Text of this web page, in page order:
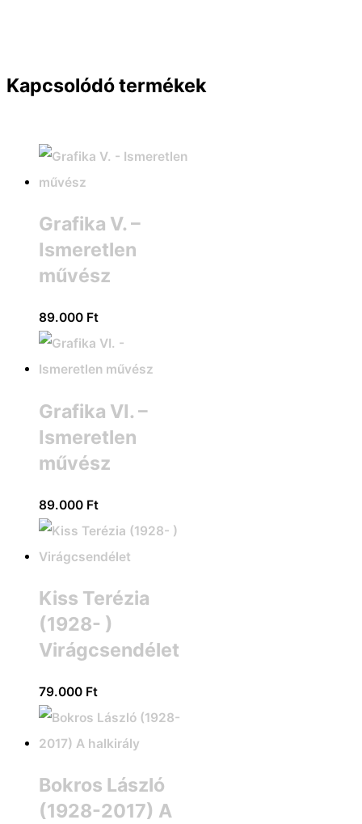
Kapcsolódó termékek
Grafika V. –
Ismeretlen
művész
89.000 Ft
Grafika VI. –
Ismeretlen
művész
89.000 Ft
Kiss Terézia
(1928- )
Virágcsendélet
79.000 Ft
Bokros László
(1928-2017) A